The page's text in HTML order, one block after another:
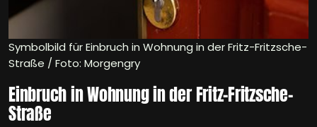
Symbolbild für Einbruch in Wohnung in der Fritz-Fritzsche-
Straße / Foto: Morgengry
Einbruch in Wohnung in der Fritz-Fritzsche-
Straße